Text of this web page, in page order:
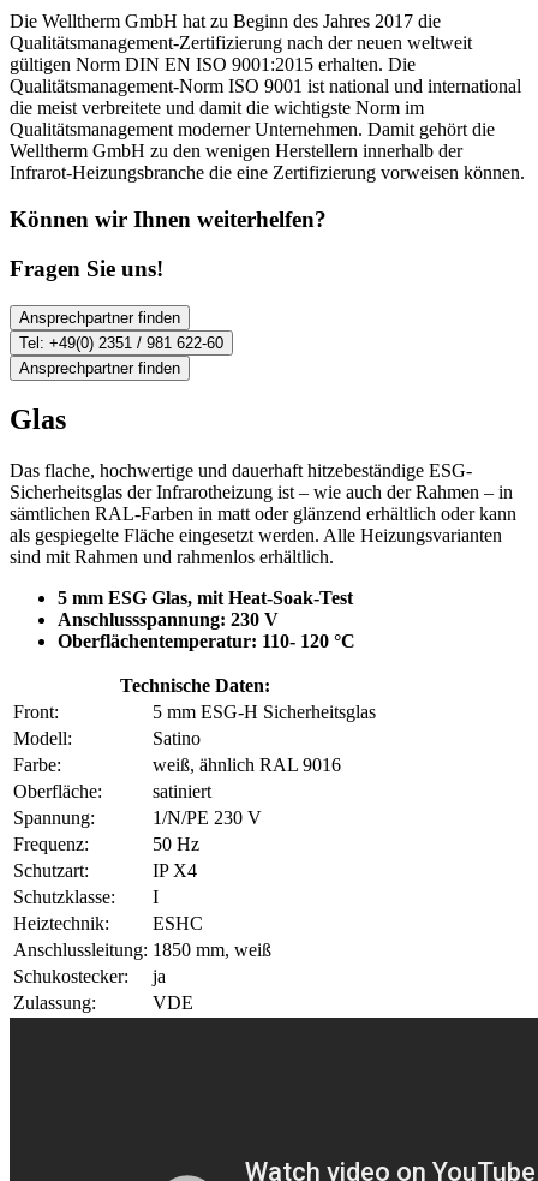
Die Welltherm GmbH hat zu Beginn des Jahres 2017 die
Qualitätsmanagement-Zertifizierung nach der neuen weltweit
gültigen Norm DIN EN ISO 9001:2015 erhalten. Die
Qualitätsmanagement-Norm ISO 9001 ist national und international
die meist verbreitete und damit die wichtigste Norm im
Qualitätsmanagement moderner Unternehmen. Damit gehört die
Welltherm GmbH zu den wenigen Herstellern innerhalb der
Infrarot-Heizungsbranche die eine Zertifizierung vorweisen können.
Können wir Ihnen weiterhelfen?
Fragen Sie uns!
Ansprechpartner finden
Tel: +49(0) 2351 / 981 622-60
Ansprechpartner finden
Glas
Das flache, hochwertige und dauerhaft hitzebeständige ESG-
Sicherheitsglas der Infrarotheizung ist – wie auch der Rahmen – in
sämtlichen RAL-Farben in matt oder glänzend erhältlich oder kann
als gespiegelte Fläche eingesetzt werden. Alle Heizungsvarianten
sind mit Rahmen und rahmenlos erhältlich.
5 mm ESG Glas, mit Heat-Soak-Test
Anschlussspannung: 230 V
Oberflächentemperatur: 110- 120 °C
Technische Daten:
Front:
5 mm ESG-H Sicherheitsglas
Modell:
Satino
Farbe:
weiß, ähnlich RAL 9016
Oberfläche:
satiniert
Spannung:
1/N/PE 230 V
Frequenz:
50 Hz
Schutzart:
IP X4
Schutzklasse:
I
Heiztechnik:
ESHC
Anschlussleitung: 1850 mm, weiß
Schukostecker:
ja
Zulassung:
VDE